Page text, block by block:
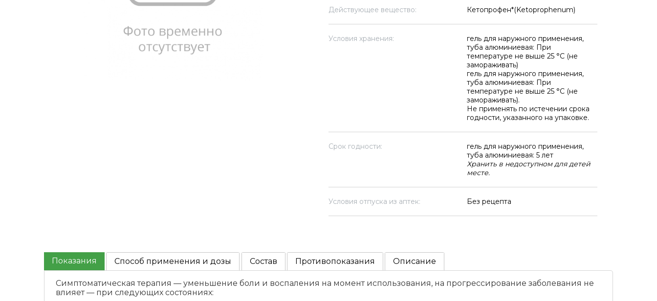
Действующее вещество: Кетопрофен*(Ketoprophenum)
Условия хранения:
гель для наружного применения,
туба алюминиевая: При
температуре не выше 25 °C (не
замораживать)
гель для наружного применения,
туба алюминиевая: При
температуре не выше 25 °C (не
замораживать).
Не применять по истечении срока
годности, указанного на упаковке.
Срок годности:
гель для наружного применения,
туба алюминиевая: 5 лет
Хранить в недоступном для детей
месте.
Условия отпуска из аптек: Без рецепта
Показания Способ применения и дозы Состав Противопоказания Описание
Симптоматическая терапия — уменьшение боли и воспаления на момент использования, на прогрессирование заболевания не
влияет — при следующих состояниях: